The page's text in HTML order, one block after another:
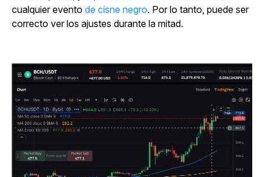
cualquierevento de cisne negro. Por lo tanto, puede ser
correcto ver los ajustes durante la mitad.